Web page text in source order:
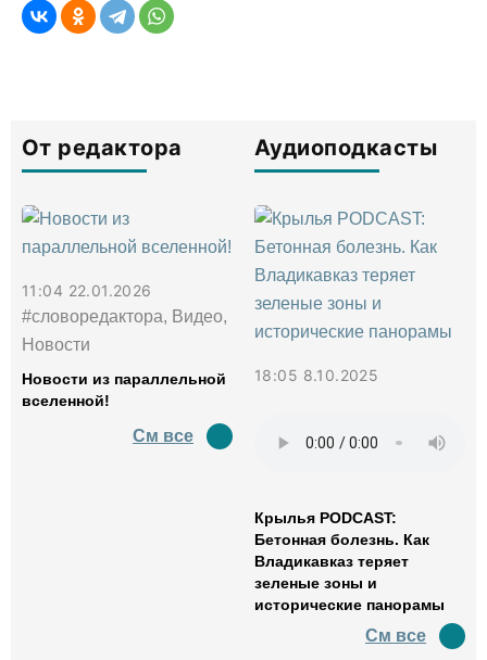
От редактора
11:04 22.01.2026
#словоредактора, Видео,
Новости
Новости из параллельной
вселенной!
См все
Аудиоподкасты
18:05 8.10.2025
Крылья PODCAST:
Бетонная болезнь. Как
Владикавказ теряет
зеленые зоны и
исторические панорамы
См все